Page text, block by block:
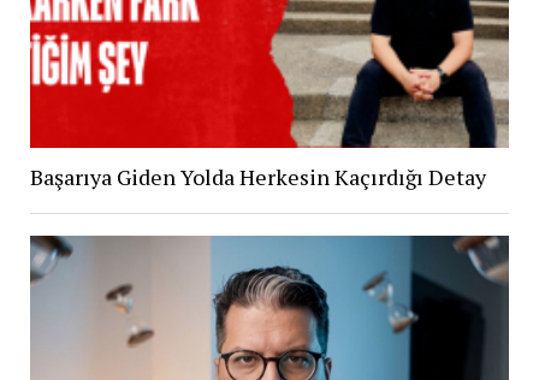
Başarıya Giden Yolda Herkesin Kaçırdığı Detay